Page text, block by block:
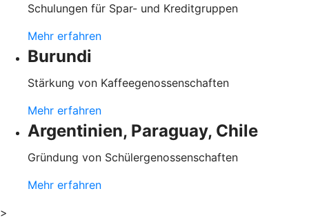
Schulungen für Spar- und Kreditgruppen
Mehr erfahren
Burundi
Stärkung von Kaffeegenossenschaften
Mehr erfahren
Argentinien, Paraguay, Chile
Gründung von Schülergenossenschaften
Mehr erfahren
>